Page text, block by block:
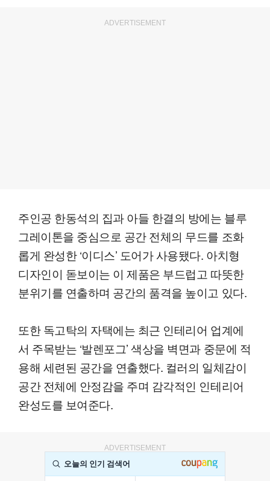
ADVERTISEMENT
주인공 한동석의 집과 아들 한결의 방에는 블루
그레이톤을 중심으로 공간 전체의 무드를 조화
롭게 완성한 ‘이디스’ 도어가 사용됐다. 아치형
디자인이 돋보이는 이 제품은 부드럽고 따뜻한
분위기를 연출하며 공간의 품격을 높이고 있다.
또한 독고탁의 자택에는 최근 인테리어 업계에
서 주목받는 ‘발렌포그’ 색상을 벽면과 중문에 적
용해 세련된 공간을 연출했다. 컬러의 일체감이
공간 전체에 안정감을 주며 감각적인 인테리어
완성도를 보여준다.
ADVERTISEMENT